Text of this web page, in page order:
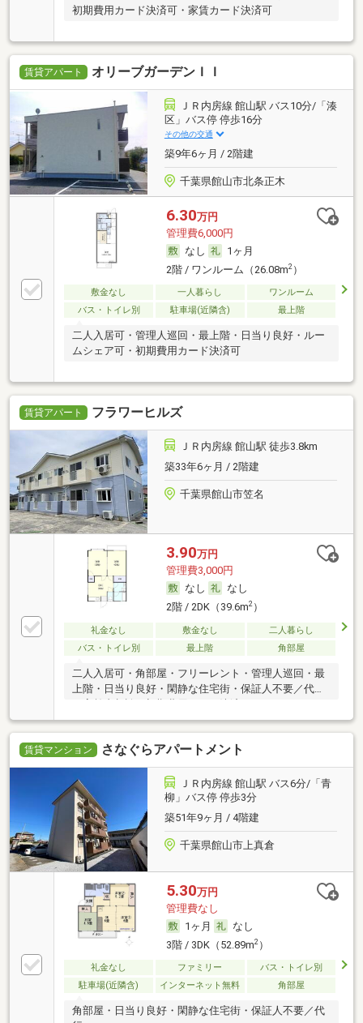
初期費用カード決済可・家賃カード決済可
賃貸アパート オリーブガーデンＩＩ
ＪＲ内房線 館山駅 バス10分/「湊
区」バス停 停歩16分
その他の交通
築9年6ヶ月 / 2階建
千葉県館山市北条正木
6.30万円
管理費6,000円
なし
1ヶ月
2階 / ワンルーム（26.08m2）
敷金なし 一人暮らし
ワンルーム
バス・トイレ別
駐車場(近隣含) 最上階
二人入居可・管理人巡回・最上階・日当り良好・ルー
ムシェア可・初期費用カード決済可
賃貸アパート フラワーヒルズ
ＪＲ内房線 館山駅 徒歩3.8km
築33年6ヶ月 / 2階建
千葉県館山市笠名
3.90万円
管理費3,000円
なし
なし
2階 / 2DK（39.6m2）
礼金なし 敷金なし
二人暮らし
バス・トイレ別
最上階 角部屋
二人入居可・角部屋・フリーレント・管理人巡回・最
上階・日当り良好・閑静な住宅街・保証人不要／代行
・高齢者相談・初期費用カード決済可
賃貸マンション さなぐらアパートメント
ＪＲ内房線 館山駅 バス6分/「青
柳」バス停 停歩3分
築51年9ヶ月 / 4階建
千葉県館山市上真倉
5.30万円
管理費なし
1ヶ月
なし
3階 / 3DK（52.89m2）
礼金なし ファミリー
バス・トイレ別
駐車場(近隣含)
インターネット無料 角部屋
角部屋・日当り良好・閑静な住宅街・保証人不要／代